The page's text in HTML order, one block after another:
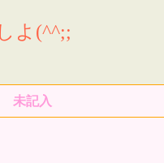
よ(^^;;
未記入